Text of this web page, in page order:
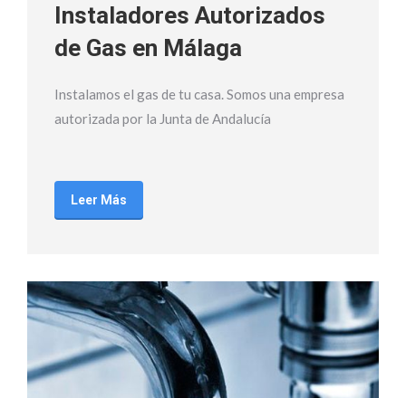
Instaladores Autorizados
de Gas en Málaga
Instalamos el gas de tu casa. Somos una empresa
autorizada por la Junta de Andalucía
Leer Más